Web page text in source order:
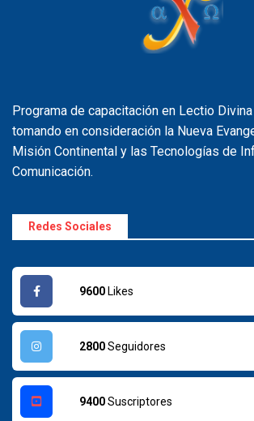
Programa de capacitación en Lectio
tomando en consideración la Nueva
Misión Continental y las Tecnologías de
Comunicación.
Redes Sociales
9600 Likes
2800Seguidores
9400Suscriptores